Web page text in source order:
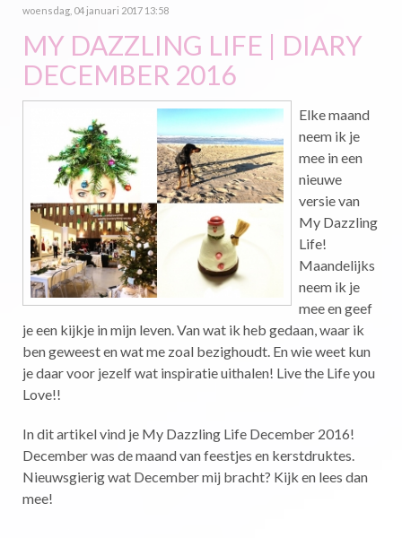
woensdag, 04 januari 2017 13:58
MY DAZZLING LIFE | DIARY
DECEMBER 2016
Elke maand
neem ik je
mee in een
nieuwe
versie van
My Dazzling
Life!
Maandelijks
neem ik je
mee en geef
je een kijkje in mijn leven. Van wat ik heb gedaan, waar ik
ben geweest en wat me zoal bezighoudt. En wie weet kun
je daar voor jezelf wat inspiratie uithalen! Live the Life you
Love!!
In dit artikel vind je My Dazzling Life December 2016!
December was de maand van feestjes en kerstdruktes.
Nieuwsgierig wat December mij bracht? Kijk en lees dan
mee!